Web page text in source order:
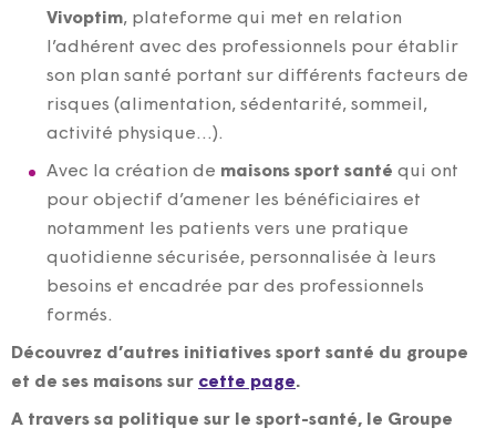
Vivoptim, plateforme qui met en relation
l’adhérent avec des professionnels pour établir
son plan santé portant sur différents facteurs de
risques (alimentation, sédentarité, sommeil,
activité physique…).
Avec la création de maisons sport santé qui ont
pour objectif d’amener les bénéficiaires et
notamment les patients vers une pratique
quotidienne sécurisée, personnalisée à leurs
besoins et encadrée par des professionnels
formés.
Découvrez d’autres initiatives sport santé du groupe
et de ses maisons sur cette page.
A travers sa politique sur le sport-santé, le Groupe